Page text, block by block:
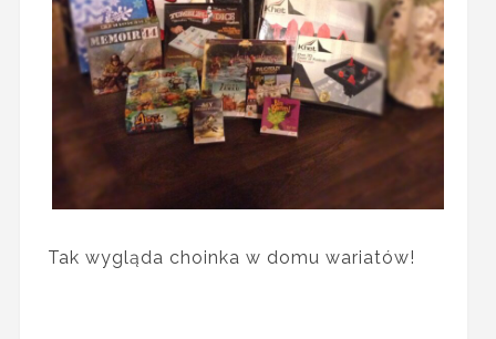
Tak wygląda choinka w domu wariatów!